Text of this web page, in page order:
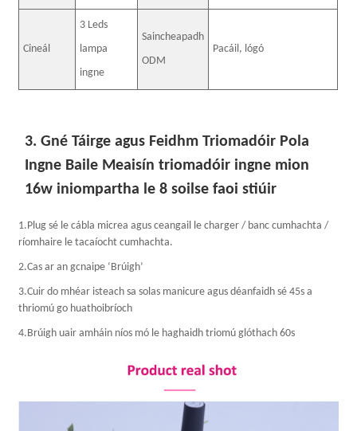
Cineál
3 Leds
lampa
ingne
Saincheapadh
ODM
Pacáil, lógó
3. Gné Táirge agus Feidhm Triomadóir Pola
Ingne Baile Meaisín triomadóir ingne mion
16w iniompartha le 8 soilse faoi stiúir
1.Plug sé le cábla micrea agus ceangail le charger / banc cumhachta /
ríomhaire le tacaíocht cumhachta.
2.Cas ar an gcnaipe ‘Brúigh’
3.Cuir do mhéar isteach sa solas manicure agus déanfaidh sé 45s a
thriomú go huathoibríoch
4.Brúigh uair amháin níos mó le haghaidh triomú glóthach 60s